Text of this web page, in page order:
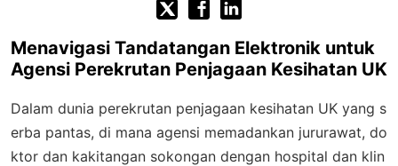
Menavigasi Tandatangan Elektronik untuk
Agensi Perekrutan Penjagaan Kesihatan UK
Dalam dunia perekrutan penjagaan kesihatan UK yang s
erba pantas, di mana agensi memadankan jururawat, do
ktor dan kakitangan sokongan dengan hospital dan klin